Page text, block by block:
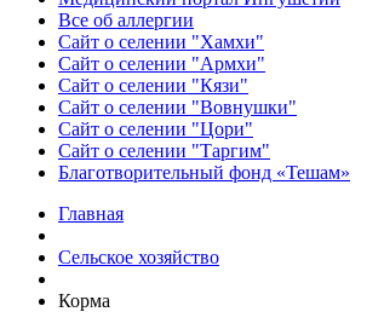
Все об аллергии
Сайт о селении "Хамхи"
Сайт о селении "Армхи"
Сайт о селении "Кязи"
Сайт о селении "Вовнушки"
Сайт о селении "Цори"
Сайт о селении "Таргим"
Благотворительный фонд «Тешам»
Главная
Сельское хозяйство
Корма